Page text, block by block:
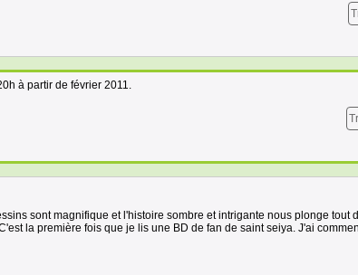
à partir de février 2011.
sont magnifique et l'histoire sombre et intrigante nous plonge tout
la première fois que je lis une BD de fan de saint seiya. J'ai